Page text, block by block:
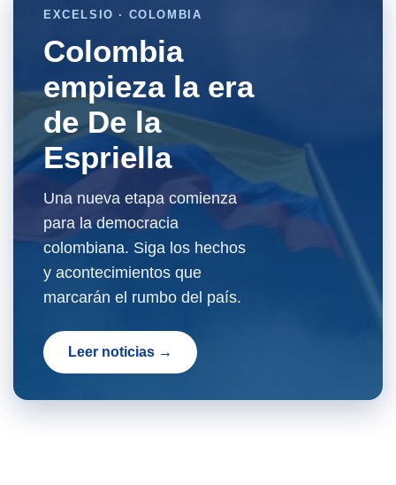
EXCELSIO · COLOMBIA
Colombia
empieza la era
de De la
Espriella
Una nueva etapa comienza
para la democracia
colombiana. Siga los hechos
y acontecimientos que
marcarán el rumbo del país.
Leer noticias →